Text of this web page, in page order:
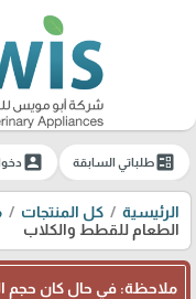
ballotطلباتي السابقة account_box
الرئيسية كل المنتجات
الطعام للقطط والكلاب
ملاحظة: في حال كان حجم